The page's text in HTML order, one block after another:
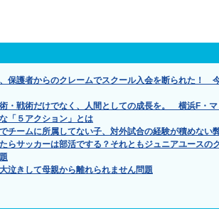
保護者からのクレームでスクール入会を断られた！
・戦術だけでなく、人間としての成長を。 横浜F・
「５アクション」とは
チームに所属してない子、対外試合の経験が積めない
らサッカーは部活でする？それともジュニアユースの
泣きして母親から離れられません問題